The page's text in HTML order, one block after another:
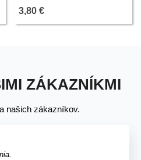
1 ks
3,80 €
ZÁKAZNÍKMI
našich zákazníkov.